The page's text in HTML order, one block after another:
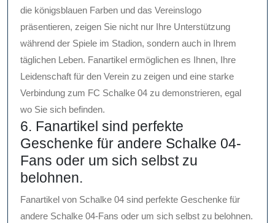
die königsblauen Farben und das Vereinslogo
präsentieren, zeigen Sie nicht nur Ihre Unterstützung
während der Spiele im Stadion, sondern auch in Ihrem
täglichen Leben. Fanartikel ermöglichen es Ihnen, Ihre
Leidenschaft für den Verein zu zeigen und eine starke
Verbindung zum FC Schalke 04 zu demonstrieren, egal
wo Sie sich befinden.
6. Fanartikel sind perfekte
Geschenke für andere Schalke 04-
Fans oder um sich selbst zu
belohnen.
Fanartikel von Schalke 04 sind perfekte Geschenke für
andere Schalke 04-Fans oder um sich selbst zu belohnen.